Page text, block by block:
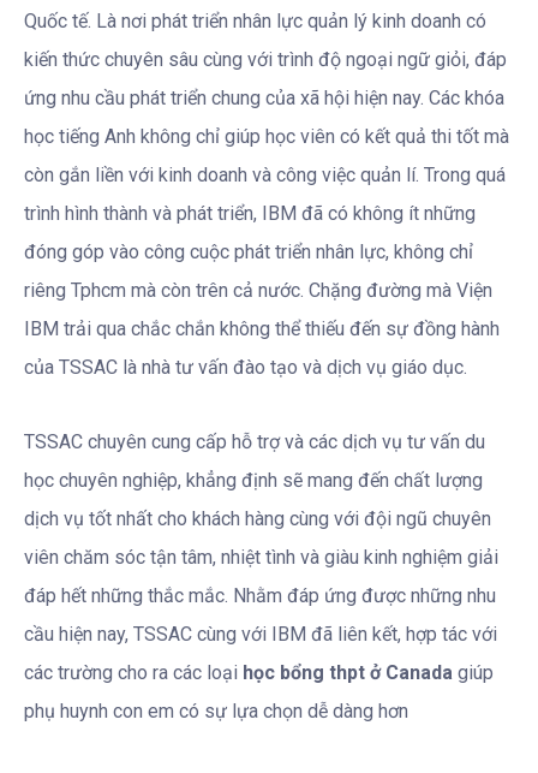
Quốc tế. Là nơi phát triển nhân lực quản lý kinh doanh có
kiến thức chuyên sâu cùng với trình độ ngoại ngữ giỏi, đáp
ứng nhu cầu phát triển chung của xã hội hiện nay. Các khóa
học tiếng Anh không chỉ giúp học viên có kết quả thi tốt mà
còn gắn liền với kinh doanh và công việc quản lí. Trong quá
trình hình thành và phát triển, IBM đã có không ít những
đóng góp vào công cuộc phát triển nhân lực, không chỉ
riêng Tphcm mà còn trên cả nước. Chặng đường mà Viện
IBM trải qua chắc chắn không thể thiếu đến sự đồng hành
của TSSAC là nhà tư vấn đào tạo và dịch vụ giáo dục.
TSSAC chuyên cung cấp hỗ trợ và các dịch vụ tư vấn du
học chuyên nghiệp, khẳng định sẽ mang đến chất lượng
dịch vụ tốt nhất cho khách hàng cùng với đội ngũ chuyên
viên chăm sóc tận tâm, nhiệt tình và giàu kinh nghiệm giải
đáp hết những thắc mắc. Nhằm đáp ứng được những nhu
cầu hiện nay, TSSAC cùng với IBM đã liên kết, hợp tác với
các trường cho ra các loại học bổng thpt ở Canada giúp
phụ huynh con em có sự lựa chọn dễ dàng hơn